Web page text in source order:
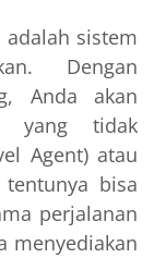
sistem
Dengan
Anda akan
yang tidak
Agent) atau
bisa
perjalanan
menyediakan